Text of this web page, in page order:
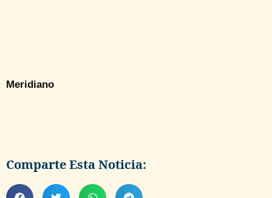
Meridiano
Comparte Esta Noticia: